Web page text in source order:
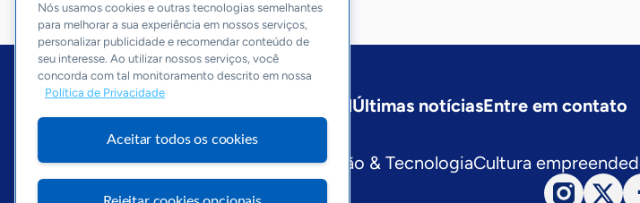
Início Sobre a ASNÚltimas notíciasEntre em contato
Economia & PolíticaInovação & TecnologiaCultura
Visite o Portal Sebrae
Nós usamos cookies e outras tecnologias semelhantes
para melhorar a sua experiência em nossos serviços,
personalizar publicidade e recomendar conteúdo de
seu interesse. Ao utilizar nossos serviços, você
concorda com tal monitoramento descrito em nossa
Política de Privacidade
Aceitar todos os cookies